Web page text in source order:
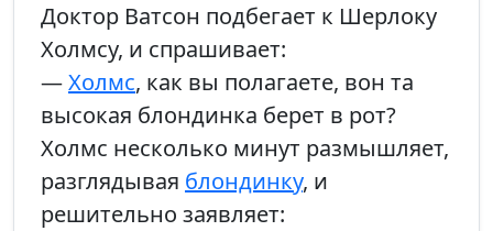
Доктор Ватсон подбегает к Шерлоку
Холмсу, и спрашивает:
—Холмс, как вы полагаете, вон та
высокая блондинка берет в рот?
Холмс несколько минут размышляет,
разглядывая блондинку, и
решительно заявляет: